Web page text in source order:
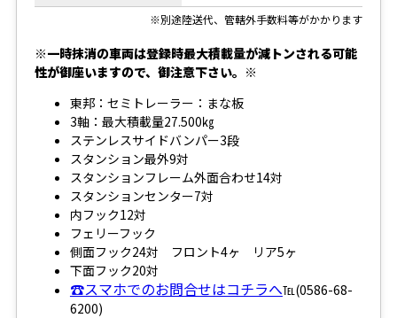
※別途陸送代、管轄外手数料等がかかります
※一時抹消の車両は登録時最大積載量が減トンされる可能
性が御座いますので、御注意下さい。※
東邦：セミトレーラー：まな板
3軸：最大積載量27.500㎏
ステンレスサイドバンパー3段
スタンション最外9対
スタンションフレーム外面合わせ14対
スタンションセンター7対
内フック12対
フェリーフック
側面フック24対 フロント4ヶ リア5ヶ
下面フック20対
☎スマホでのお問合せはコチラへ℡(0586-68-
6200)